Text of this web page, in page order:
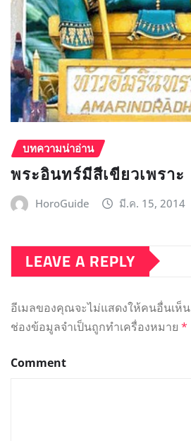
บทความน่าอ่าน
พระอินทร์มีสีเขียวเพราะ
HoroGuide มี.ค. 15, 2014
LEAVE A REPLY
อีเมลของคุณจะไม่แสดงให้คนอื่นเห็น
ช่องข้อมูลจำเป็นถูกทำเครื่องหมาย *
Comment